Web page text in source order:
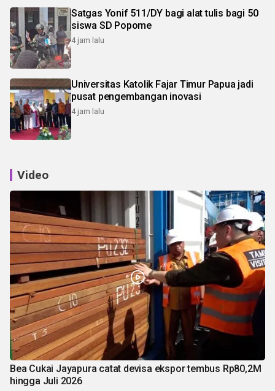
Satgas Yonif 511/DY bagi alat tulis bagi 50
siswa SD Popome
4 jam lalu
Universitas Katolik Fajar Timur Papua jadi
pusat pengembangan inovasi
4 jam lalu
Video
Bea Cukai Jayapura catat devisa ekspor tembus Rp80,2M
hingga Juli 2026